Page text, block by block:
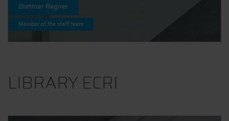
Dietmar Regner
Member of the staff team
LIBRARY ECRI